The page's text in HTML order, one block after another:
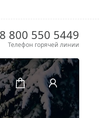
8 800 550 5449
Телефон горячей линии